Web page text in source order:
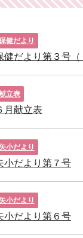
健だより
健だより第３号（
立表
月献立表
小だより
小だより第７号
小だより
小だより第６号